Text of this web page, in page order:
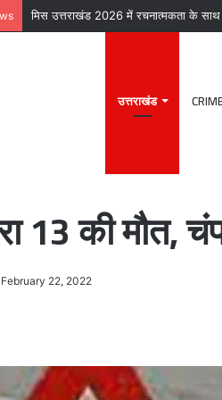
मिस उत्तराखंड 2026 में रचनात्मकता के
उत्तराखंड
13 की मौत,
22, 2022
श्री
चंद्र